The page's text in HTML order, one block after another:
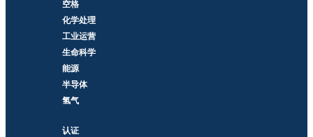
空格
化学处理
工业运营
生命科学
能源
半导体
氢气
认证